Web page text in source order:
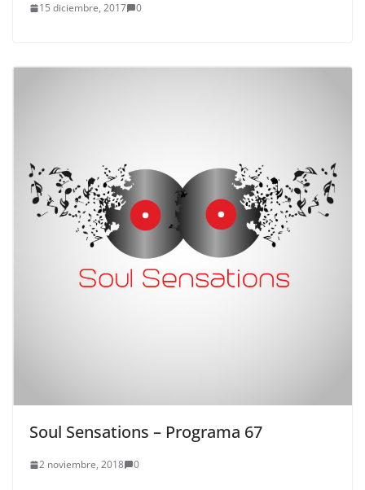
15 diciembre, 2017 0
Soul Sensations – Programa 67
2 noviembre, 2018 0